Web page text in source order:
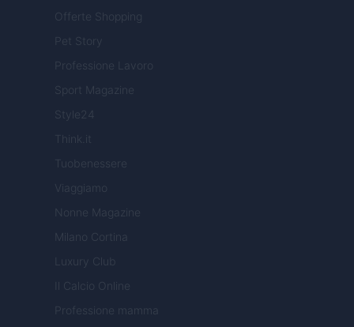
Offerte Shopping
Pet Story
Professione Lavoro
Sport Magazine
Style24
Think.it
Tuobenessere
Viaggiamo
Nonne Magazine
Milano Cortina
Luxury Club
Il Calcio Online
Professione mamma